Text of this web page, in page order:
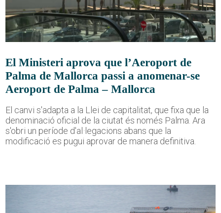
El Ministeri aprova que l’Aeroport de
Palma de Mallorca passi a anomenar-se
Aeroport de Palma – Mallorca
El canvi s'adapta a la Llei de capitalitat, que fixa que la
denominació oficial de la ciutat és només Palma. Ara
s'obri un període d'al·legacions abans que la
modificació es pugui aprovar de manera definitiva.